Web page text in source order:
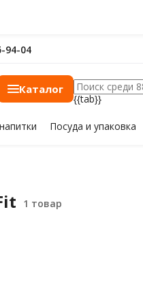
94-04
Каталог
{{tab}}
Посуда и упаковка